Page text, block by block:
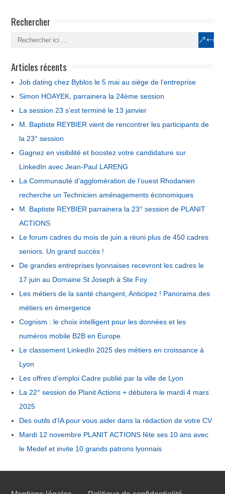
Rechercher
Articles récents
Job dating chez Byblos le 5 mai au siège de l’entreprise
Simon HOAYEK, parrainera la 24ème session
La session 23 s’est terminé le 13 janvier
M. Baptiste REYBIER vient de rencontrer les participants de
la 23° session
Gagnez en visibilité et boostez votre candidature sur
LinkedIn avec Jean-Paul LARENG
La Communauté d’agglomération de l’ouest Rhodanien
recherche un Technicien aménagements économiques
M. Baptiste REYBIER parrainera la 23° session de PLANIT
ACTIONS
Le forum cadres du mois de juin a réuni plus de 450 cadres
seniors. Un grand succès !
De grandes entreprises lyonnaises recevront les cadres le
17 juin au Domaine St Joseph à Ste Foy
Les métiers de la santé changent, Anticipez ! Panorama des
métiers en émergence
Cognism : le choix intelligent pour les données et les
numéros mobile B2B en Europe.
Le classement LinkedIn 2025 des métiers en croissance à
Lyon
Les offres d’emploi Cadre publié par la ville de Lyon
La 22° session de Planit Actions + débutera le mardi 4 mars
2025
Des outils d’IA pour vous aider dans la rédaction de votre CV
Mardi 12 novembre PLANIT ACTIONS fête ses 10 ans avec
le Medef et invite 10 grands patrons lyonnais